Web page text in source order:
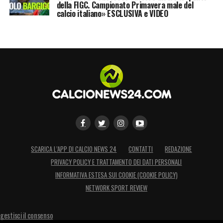
della FIGC. Campionato Primavera male del
calcio italiano» ESCLUSIVA e VIDEO
SCARICA L’APP DI CALCIO NEWS 24 CONTATTI
REDAZIONE
PRIVACY POLICY E TRATTAMENTO DEI DATI PERSONALI
INFORMATIVA ESTESA SUI COOKIE (COOKIE POLICY)
NETWORK SPORT REVIEW
gestisci il consenso